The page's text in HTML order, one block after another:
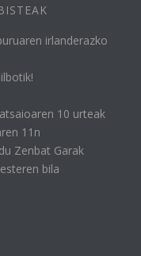
irlanderazko
10 urteak
11n
Zenbat Garak
bila